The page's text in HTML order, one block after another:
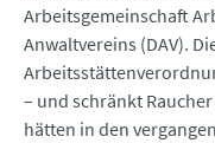
Arbeitsgemeinschaft
Anwaltvereins (DAV).
– und schränkt
hätten in den